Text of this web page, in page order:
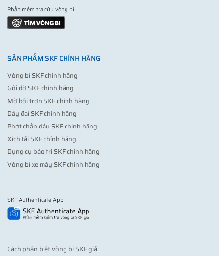
Phần mềm tra cứu vòng bi
SẢN PHẨM SKF CHÍNH HÃNG
Vòng bi SKF chính hãng
Gối đỡ SKF chính hãng
Mỡ bôi trơn SKF chính hãng
Dây đai SKF chính hãng
Phớt chắn dầu SKF chính hãng
Xích tải SKF chính hãng
Dụng cụ bảo trì SKF chính hãng
Vòng bi xe máy SKF chính hãng
SKF Authenticate App
Cách phân biệt vòng bi SKF giả